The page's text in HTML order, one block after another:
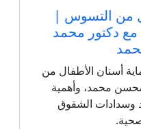
من التسوس |
مع دكتور محمد
أسنان الأطفال من
محمد، وأهمية
وسدادات الشقوق